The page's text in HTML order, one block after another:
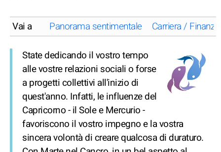
Vai a Panorama sentimentale Carriera / Finanze
State dedicando il vostro tempo
alle vostre relazioni sociali o forse
a progetti collettivi all'inizio di
quest'anno. Infatti, le influenze del
Capricorno - il Sole e Mercurio -
favoriscono il vostro impegno e la vostra
sincera volontà di creare qualcosa di duraturo.